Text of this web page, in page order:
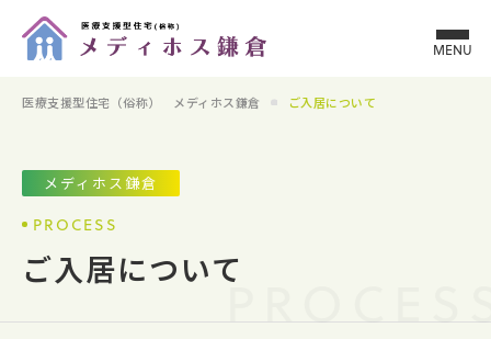
MENU
医療支援型住宅（俗称） メディホス鎌倉 ご入居について
メディホス鎌倉
PROCESS
ご入居について